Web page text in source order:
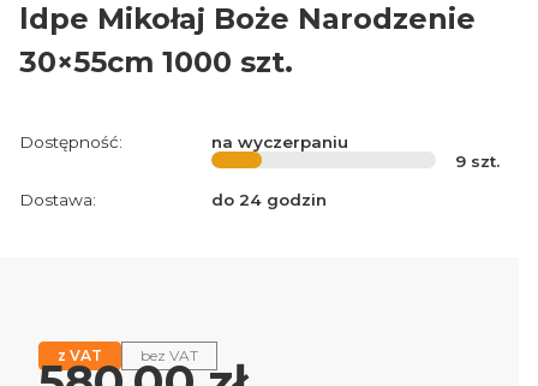
ldpe Mikołaj Boże Narodzenie
30×55cm 1000 szt.
Dostępność:
na wyczerpaniu
9 szt.
Dostawa:
do 24 godzin
z VAT bez VAT